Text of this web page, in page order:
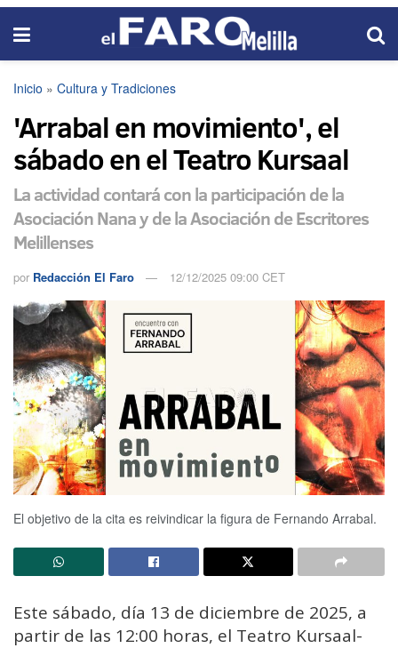
Inicio » Cultura y Tradiciones
'Arrabal en movimiento', el
sábado en el Teatro Kursaal
La actividad contará con la participación de la
Asociación Nana y de la Asociación de Escritores
Melillenses
por Redacción El Faro 12/12/2025 09:00 CET
El objetivo de la cita es reivindicar la figura de Fernando Arrabal.
Este sábado, día 13 de diciembre de 2025, a
partir de las 12:00 horas, el Teatro Kursaal-